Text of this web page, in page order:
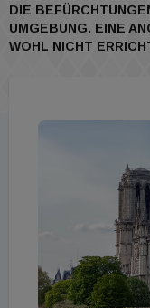
DIE
UMGEBUNG. EINE
WOHL NICHT